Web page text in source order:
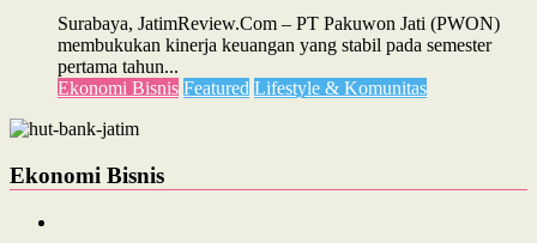
Surabaya, JatimReview.Com – PT Pakuwon Jati (PWON)
membukukan kinerja keuangan yang stabil pada semester
pertama tahun...
Ekonomi Bisnis Featured Lifestyle & Komunitas
Ekonomi Bisnis